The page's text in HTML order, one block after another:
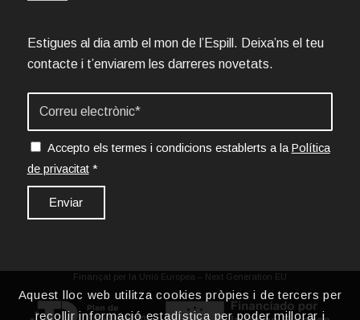
Estigues al dia amb el mon de l’Espill. Deixa’ns el teu
contacte i t’enviarem les darreres novetats.
Accepto els termes i condicions establerts a la Política
de privacitat *
Finançat per la Unió Europea – Next Generation EU
Aquest lloc web utilitza cookies pròpies i de tercers per
recollir informació estadística per poder millorar i